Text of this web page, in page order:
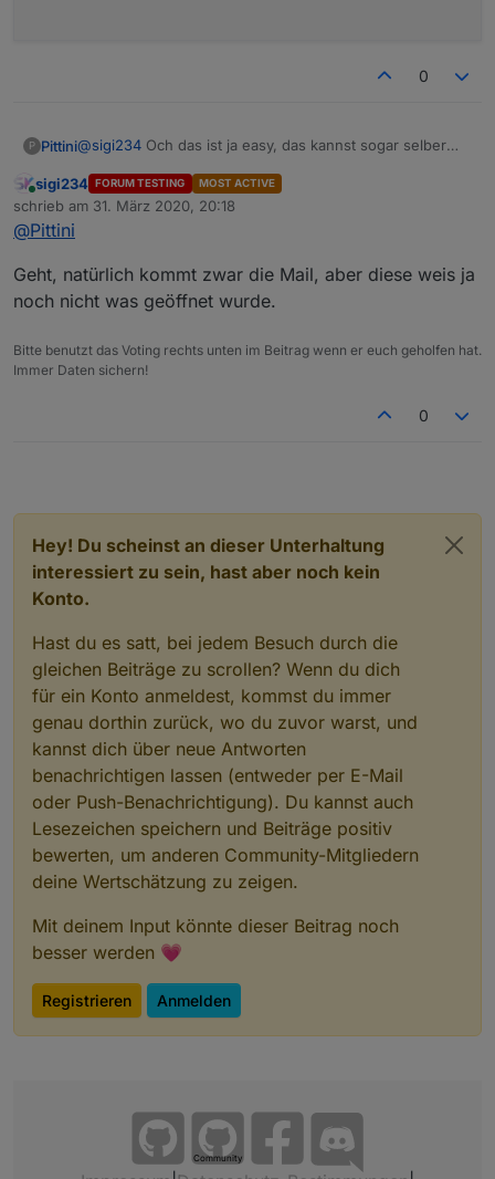
0
P Pittini@sigi234 Och das ist ja easy, das kannst sogar selber
gehen soll:
Bei den Einstellungen ne neue Konstante
if (UseMail){
sendTo("email", "msg");
Das sollte es gewesen sein.
Hier nochmal die ganze Funktion nach Änderung:
    };
    if (UseAlexa) {
if (AlexaId != "")
    };
    if (UseMail) {
    };
    if (logging) log(msg);
Online
sigi234 FORUM TESTING MOST ACTIVE
schrieb am 31. März 2020, 20:18
zuletzt editiert von
@Pittini
Geht, natürlich kommt zwar die Mail, aber diese weis ja
noch nicht was geöffnet wurde.
Bitte benutzt das Voting rechts unten im Beitrag wenn er euch geholfen hat.
Immer Daten sichern!
0
Hey! Du scheinst an dieser Unterhaltung
interessiert zu sein, hast aber noch kein
Konto.
Hast du es satt, bei jedem Besuch durch die
gleichen Beiträge zu scrollen? Wenn du dich
für ein Konto anmeldest, kommst du immer
genau dorthin zurück, wo du zuvor warst, und
kannst dich über neue Antworten
benachrichtigen lassen (entweder per E-Mail
oder Push-Benachrichtigung). Du kannst auch
Lesezeichen speichern und Beiträge positiv
bewerten, um anderen Community-Mitgliedern
deine Wertschätzung zu zeigen.
Mit deinem Input könnte dieser Beitrag noch
besser werden 💗
Registrieren Anmelden
Community